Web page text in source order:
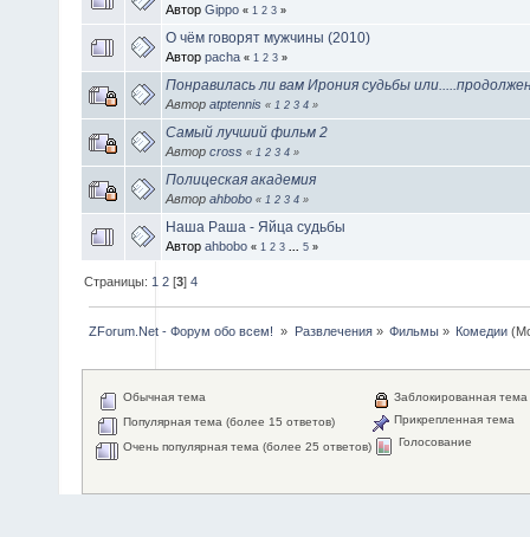
Автор Gippo « 1 2 3 »
О чём говорят мужчины (2010)
Автор pacha « 1 2 3 »
Понравилась ли вам Ирония судьбы
Автор atptennis « 1 2 3 4 »
Самый лучший фильм 2
Автор cross « 1 2 3 4 »
Полицеская академия
Автор ahbobo « 1 2 3 4 »
Наша Раша - Яйца судьбы
Автор ahbobo « 1 2 3 5 »
Страницы: 1 2 [3]4
ZForum.Net - Форум обо всем! » Развлечения» Фильмы» Комедии
Обычная тема
Популярная тема (более 15 ответов)
Очень популярная тема (более 25 ответов)
Заблокированная тема
Прикрепленная тема
Голосование